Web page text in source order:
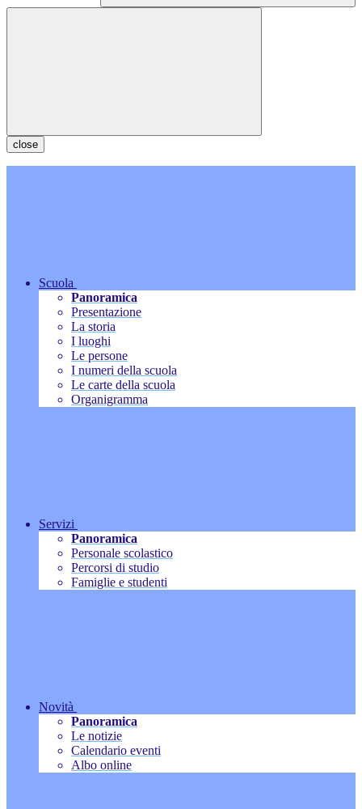
close
Scuola
Panoramica
Presentazione
La storia
I luoghi
Le persone
I numeri della scuola
Le carte della scuola
Organigramma
Servizi
Panoramica
Personale scolastico
Percorsi di studio
Famiglie e studenti
Novità
Panoramica
Le notizie
Calendario eventi
Albo online